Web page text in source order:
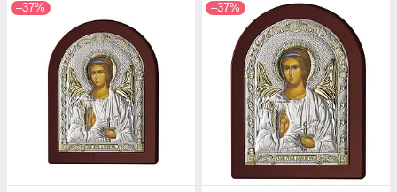
–37% –37%